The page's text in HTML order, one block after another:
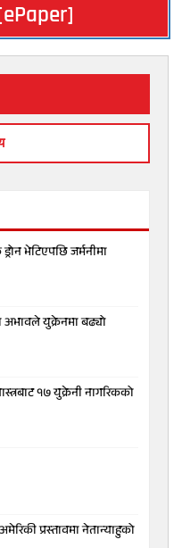
भेटिएपछि जर्मनीमा
अभावले युक्रेनमा बढ्यो
१७ युक्रेनी नागरिकको
प्रस्तावमा नेतान्याहुको